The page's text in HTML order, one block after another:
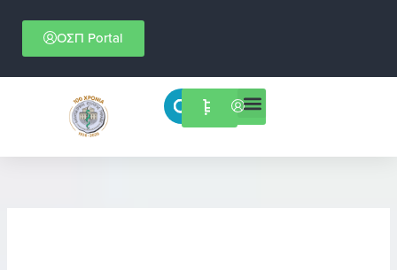
περιεχόμενο
ΟΣΠ Portal
Menu